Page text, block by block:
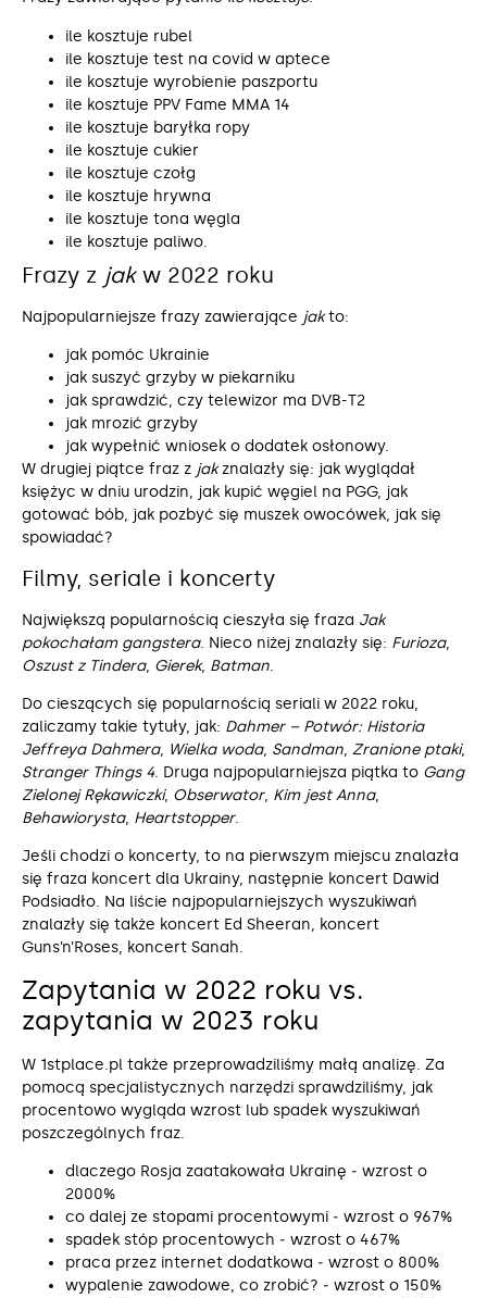
ile kosztuje rubel
ile kosztuje test na covid w aptece
ile kosztuje wyrobienie paszportu
ile kosztuje PPV Fame MMA 14
ile kosztuje baryłka ropy
ile kosztuje cukier
ile kosztuje czołg
ile kosztuje hrywna
ile kosztuje tona węgla
ile kosztuje paliwo.
Frazy z jakw 2022 roku
Najpopularniejsze frazy zawierające jakto:
jak pomóc Ukrainie
jak suszyć grzyby w piekarniku
jak sprawdzić, czy telewizor ma DVB-T2
jak mrozić grzyby
jak wypełnić wniosek o dodatek osłonowy.
W drugiej piątce fraz z jakznalazły się: jak wyglądał
księżyc w dniu urodzin, jak kupić węgiel na PGG, jak
gotować bób, jak pozbyć się muszek owocówek, jak się
spowiadać?
Filmy, seriale i koncerty
Największą popularnością cieszyła się fraza Jak
pokochałam gangstera. Nieco niżej znalazły się: Furioza,
Oszust z Tindera, Gierek, Batman.
Do cieszących się popularnością seriali w 2022 roku,
zaliczamy takie tytuły, jak: Dahmer – Potwór: Historia
Jeffreya Dahmera, Wielka woda, Sandman, Zranione ptaki,
Stranger Things 4. Druga najpopularniejsza piątka to Gang
Zielonej Rękawiczki, Obserwator, Kim jest Anna,
Behawiorysta, Heartstopper.
Jeśli chodzi o koncerty, to na pierwszym miejscu znalazła
się fraza koncert dla Ukrainy, następnie koncert Dawid
Podsiadło. Na liście najpopularniejszych wyszukiwań
znalazły się także koncert Ed Sheeran, koncert
Guns’n’Roses, koncert Sanah.
Zapytania w 2022 roku vs.
zapytania w 2023 roku
W 1stplace.pl także przeprowadziliśmy małą analizę. Za
pomocą specjalistycznych narzędzi sprawdziliśmy, jak
procentowo wygląda wzrost lub spadek wyszukiwań
poszczególnych fraz.
dlaczego Rosja zaatakowała Ukrainę ‒ wzrost o
2000%
co dalej ze stopami procentowymi ‒ wzrost o 967%
spadek stóp procentowych ‒ wzrost o 467%
praca przez internet dodatkowa ‒ wzrost o 800%
wypalenie zawodowe, co zrobić? ‒ wzrost o 150%